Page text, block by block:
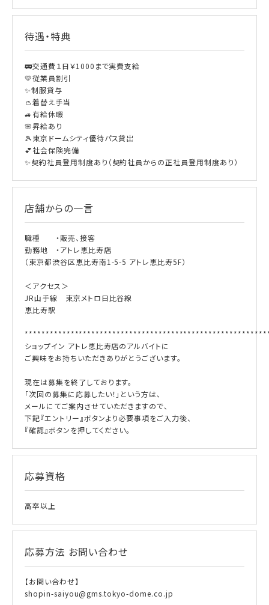
待遇・特典
🚃交通費１日￥1000まで実費支給
💛従業員割引
✨制服貸与
👛着替え手当
🚙有給休暇
🌸昇給あり
🎾東京ドームシティ優待パス貸出
💕社会保険完備
✨契約社員登用制度あり（契約社員からの正社員登用制度あり）
店舗からの一言
職種 ・販売、接客
勤務地 ・アトレ恵比寿店
（東京都渋谷区恵比寿南1-5-5 アトレ恵比寿5F）
＜アクセス＞
JR山手線 東京メトロ日比谷線
恵比寿駅
ショップイン アトレ恵比寿店のアルバイトに
ご興味をお持ちいただきありがとうございます。
現在は募集を終了しております。
「次回の募集に応募したい！」という方は、
メールにてご案内させていただきますので、
下記『エントリー』ボタンより必要事項をご入力後、
『確認』ボタンを押してください。
応募資格
高卒以上
応募方法 お問い合わせ
【お問い合わせ】
shopin-saiyou@gms.tokyo-dome.co.jp